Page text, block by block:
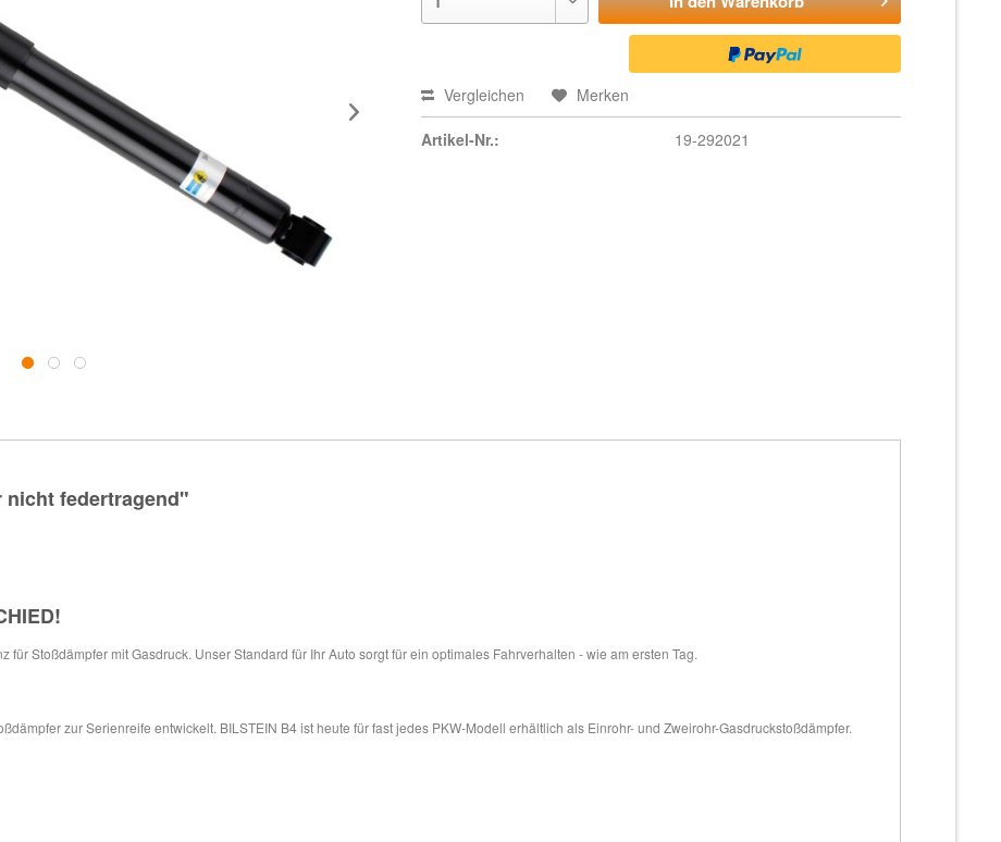
Vergleichen Merken
Artikel-Nr.: 19-292021
federtragend"
!
für Stoßdämpfer mit Gasdruck. Unser Standard für Ihr Auto sorgt für ein optimales Fahrverhalten - wie am ersten Tag.
zur Serienreife entwickelt. BILSTEIN B4 ist heute für fast jedes PKW-Modell erhältlich als Einrohr- und Zweirohr-Gasdruckstoßdämpfer.